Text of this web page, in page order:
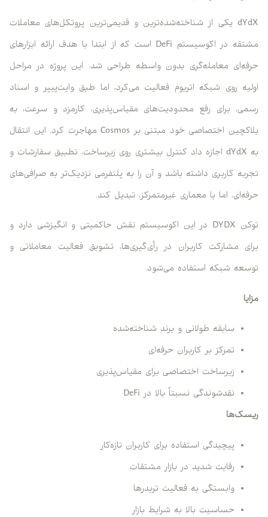
dYdX یکی از شناخته‌شده‌ترین و قدیمی‌ترین پروتکل‌های معاملات
مشتقه در اکوسیستم DeFi است که از ابتدا با هدف ارائه ابزارهای
حرفه‌ای معامله‌گری بدون واسطه طراحی شد. این پروژه در مراحل
اولیه روی شبکه اتریوم فعالیت می‌کرد، اما طبق وایت‌پیپر و اسناد
رسمی، برای رفع محدودیت‌های مقیاس‌پذیری، کارمزد و سرعت، به
بلاکچین اختصاصی خود مبتنی بر Cosmos مهاجرت کرد. این انتقال
به dYdX اجازه داد کنترل بیشتری روی زیرساخت، تطبیق سفارشات و
تجربه کاربری داشته باشد و آن را به پلتفرمی نزدیک‌تر به صرافی‌های
حرفه‌ای، اما با معماری غیرمتمرکز، تبدیل کند.
توکن DYDX در این اکوسیستم نقش حاکمیتی و انگیزشی دارد و
برای مشارکت کاربران در رأی‌گیری‌ها، تشویق فعالیت معاملاتی و
توسعه شبکه استفاده می‌شود.
مزایا
سابقه طولانی و برند شناخته‌شده
تمرکز بر کاربران حرفه‌ای
زیرساخت اختصاصی برای مقیاس‌پذیری
نقدشوندگی نسبتاً بالا در DeFi
ریسک‌ها
پیچیدگی استفاده برای کاربران تازه‌کار
رقابت شدید در بازار مشتقات
وابستگی به فعالیت تریدرها
حساسیت بالا به شرایط بازار